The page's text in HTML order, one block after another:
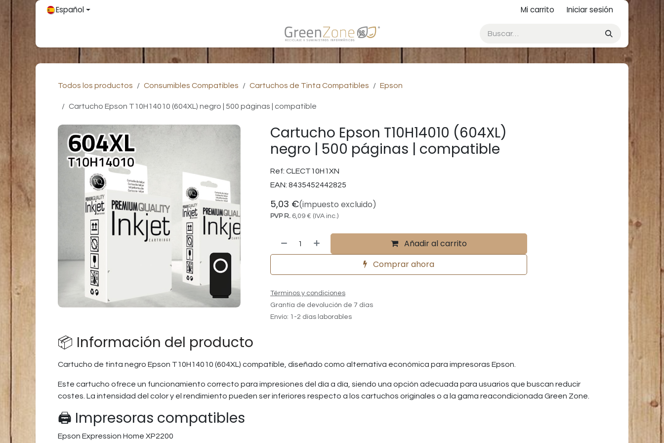
Ir al contenidoEspañol Mi carrito Iniciar sesión
Todos los productos Consumibles Compatibles Cartuchos de Tinta Compatibles Epson
Cartucho Epson T10H14010 (604XL) negro | 500 páginas | compatible
Cartucho Epson T10H14010 (604XL)
negro | 500 páginas | compatible
Ref: CLECT10H1XN
EAN: 8435452442825
5,03 €(impuesto excluido)
PVP R. 6,09€ (IVA inc.)
Añadir al carrito
Comprar ahora
Términos y condiciones
Grantía de devolución de 7 días
Envío: 1-2 días laborables
📦 Información del producto
Cartucho de tinta negro Epson T10H14010 (604XL) compatible, diseñado como alternativa económica para impresoras Epson.
Este cartucho ofrece un funcionamiento correcto para impresiones del día a día, siendo una opción adecuada para usuarios que buscan reducir
costes. La intensidad del color y el rendimiento pueden ser inferiores respecto a los cartuchos originales o a la gama reacondicionada Green Zone.
🖨️ Impresoras compatibles
Epson Expression Home XP2200